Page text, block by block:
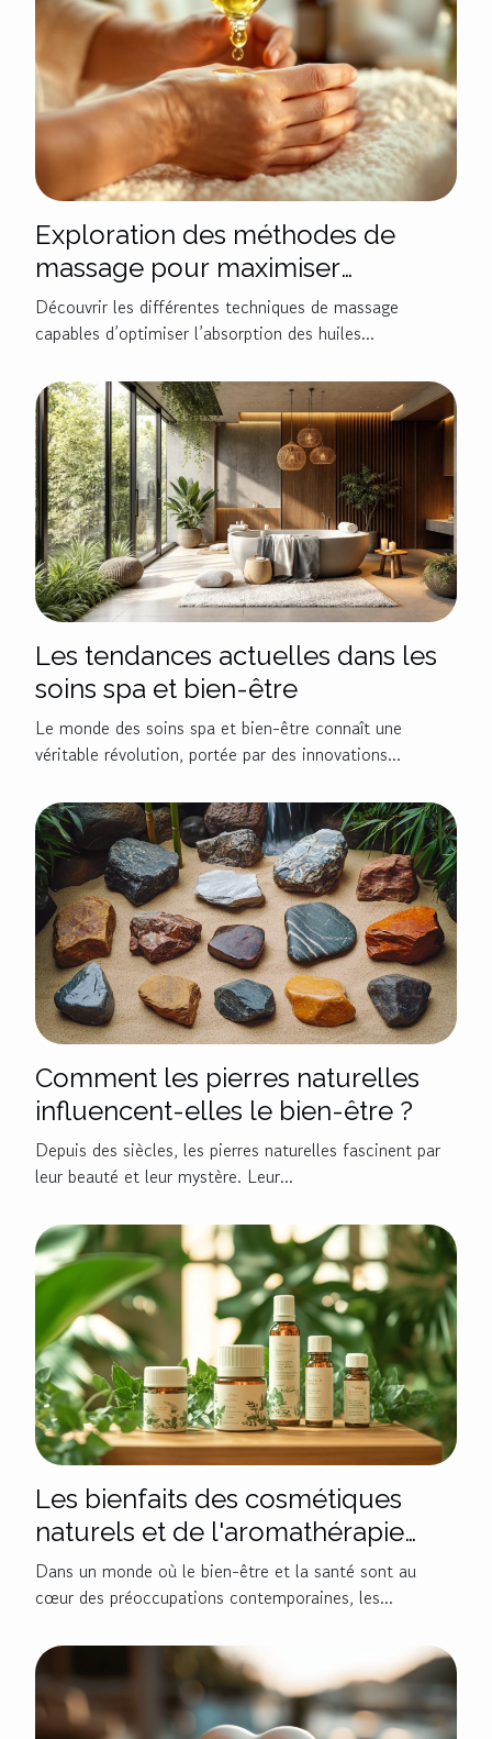
Exploration des méthodes de
massage pour maximiser
l'absorption des huiles
Découvrir les différentes techniques de massage
capables d’optimiser l’absorption des huiles...
Les tendances actuelles dans les
soins spa et bien-être
Le monde des soins spa et bien-être connaît une
véritable révolution, portée par des innovations...
Comment les pierres naturelles
influencent-elles le bien-être ?
Depuis des siècles, les pierres naturelles fascinent par
leur beauté et leur mystère. Leur...
Les bienfaits des cosmétiques
naturels et de l'aromathérapie
pour la santé
Dans un monde où le bien-être et la santé sont au
cœur des préoccupations contemporaines, les...